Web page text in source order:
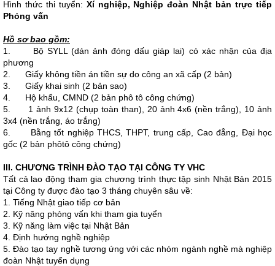
Hình thức thi tuyển: Xí nghiệp, Nghiệp đoàn Nhật bản trực tiếp
Phỏng vấn
Hồ sơ bao gồm:
1. Bộ SYLL (dán ảnh đóng dấu giáp lai) có xác nhận của địa
phương
2. Giấy không tiền án tiền sự do công an xã cấp (2 bản)
3. Giấy khai sinh (2 bản sao)
4. Hộ khẩu, CMND (2 bản phô tô công chứng)
5. 1 ảnh 9x12 (chụp toàn than), 20 ảnh 4x6 (nền trắng), 10 ảnh
3x4 (nền trắng, áo trắng)
6. Bằng tốt nghiệp THCS, THPT, trung cấp, Cao đẳng, Đại học
gốc (2 bản phôtô công chứng)
III. CHƯƠNG TRÌNH ĐÀO TẠO TẠI CÔNG TY VHC
Tất cả lao động tham gia chương trình thực tập sinh Nhật Bản 2015
tại Công ty được đào tạo 3 tháng chuyên sâu về:
1. Tiếng Nhật giao tiếp cơ bản
2. Kỹ năng phỏng vấn khi tham gia tuyển
3. Kỹ năng làm việc tại Nhật Bản
4. Định hướng nghề nghiệp
5. Đào tạo tay nghề tương ứng với các nhóm ngành nghề mà nghiệp
đoàn Nhật tuyển dụng